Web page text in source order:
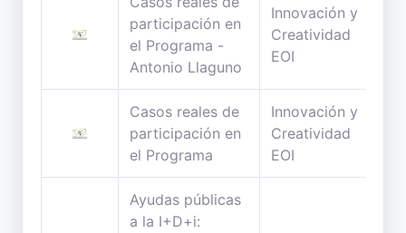
participación en
el Programa -
Antonio Llaguno
Innovación y
Creatividad
EOI
Casos reales de
participación en
el Programa
Innovación y
Creatividad
EOI
Ayudas públicas
a la I+D+i: